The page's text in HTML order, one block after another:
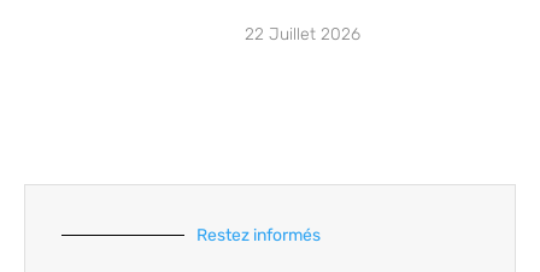
22 Juillet 2026
Restez informés